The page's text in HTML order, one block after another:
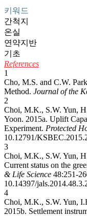
키워드
간척지
온실
연약지반
기초
References
1
Cho, M.S. and C.W.
Method. Journal of the
2
Choi, M.K., S.W. Yun,
Yoon. 2015a. Uplift
Experiment. Protected
10.12791/
3
Choi, M.K., S.W. Yun,
Current status on the
& Life Science 48:251-
10.14397/
4
Choi, M.K., S.W. Yun,
2015b. Settlement